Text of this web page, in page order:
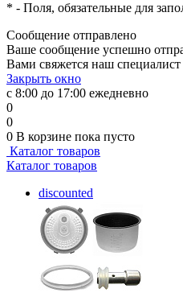
* - Поля, обязательные для
Сообщение отправлено
Ваше сообщение успешно
Вами свяжется наш специалист
Закрыть окно
с 8:00 до 17:00 ежедневно
0
0
0 В корзине пока пусто
Каталог товаров
Каталог товаров
discounted